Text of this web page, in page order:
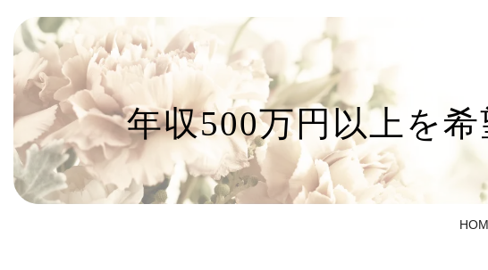
年収500万円以上を